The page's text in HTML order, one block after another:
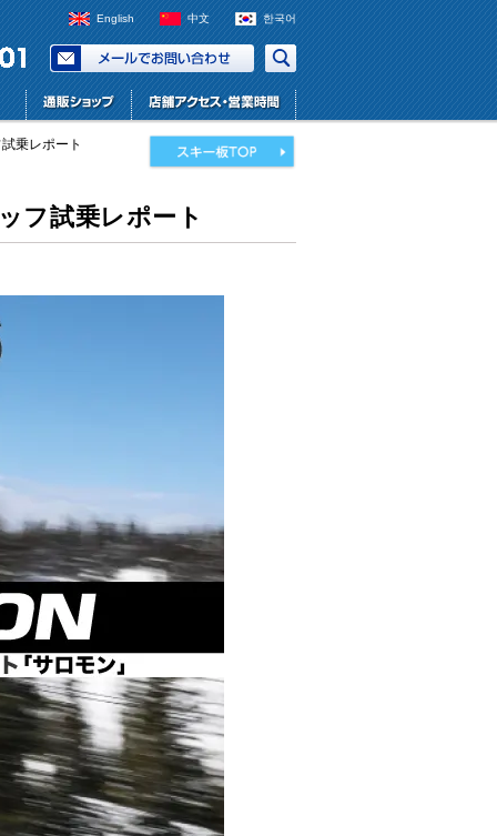
English 中文 한국어
乗レポート
フ試乗レポート